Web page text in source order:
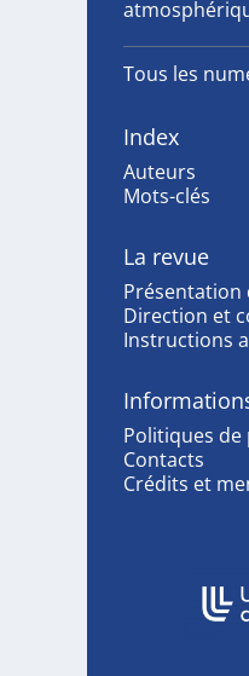
Tous les
Index
Auteurs
Mots-clés
La revue
Présentation
Direction et
Instructions
Politiques
Contacts
Crédits et
Affiliations/